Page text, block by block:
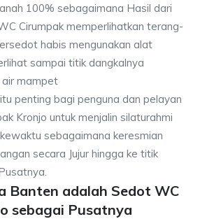
100% sebagaimana Hasil dari
Cirumpak memperlihatkan terang-
habis mengunakan alat
sampai titik dangkalnya
air mampet
penting bagi penguna dan pelayan
Kronjo untuk menjalin silaturahmi
sebagaimana keresmian
secara Jujur hingga ke titik
Banten adalah Sedot WC
sebagai Pusatnya